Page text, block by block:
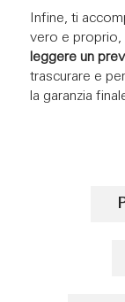
Infine, ti
vero e
leggere un
trascurare e
la garanzia